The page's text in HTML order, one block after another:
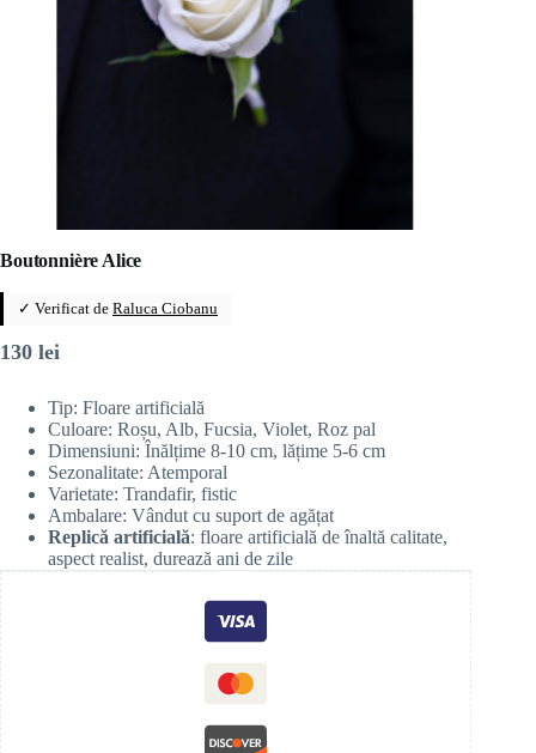
Boutonnière Alice
✓ Verificat de Raluca Ciobanu
130 lei
Tip: Floare artificială
Culoare: Roșu, Alb, Fucsia, Violet, Roz pal
Dimensiuni: Înălțime 8-10 cm, lățime 5-6 cm
Sezonalitate: Atemporal
Varietate: Trandafir, fistic
Ambalare: Vândut cu suport de agățat
Replică artificială: floare artificială de înaltă calitate,
aspect realist, durează ani de zile